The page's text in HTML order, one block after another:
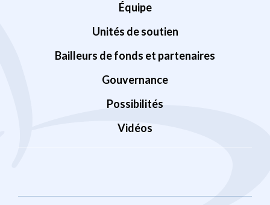
Équipe
Unités de soutien
Bailleurs de fonds et partenaires
Gouvernance
Possibilités
Vidéos